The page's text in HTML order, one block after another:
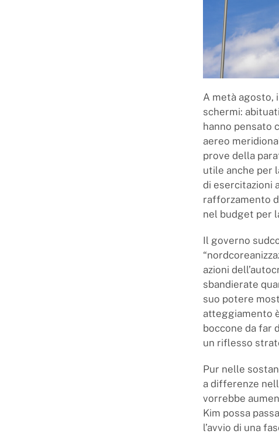
A metà agosto,
schermi:
hanno pensato
aereo
prove della
utile anche per
di esercitazioni
rafforzamento
nel budget per
Il governo
azioni
sbandierate
suo potere
atteggiamento
boccone da far
un riflesso
Pur nelle
a differenze
vorrebbe
Kim possa
l’avvio di una